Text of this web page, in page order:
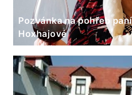
Pozvánka na pohřeb
Hoxhajové